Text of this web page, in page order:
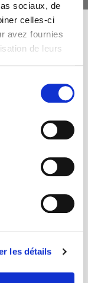
sociaux, de
celles-ci
avez fournies
de leurs
les détails
role: to publish
use, and to